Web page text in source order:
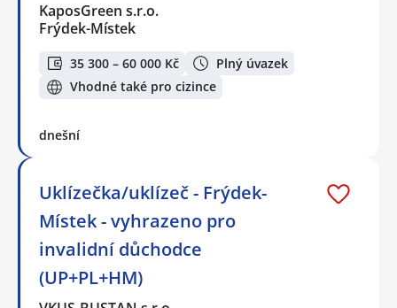
KaposGreen s.r.o.
Frýdek-Místek
35 300 – 60 000 Kč
Plný úvazek
Vhodné také pro cizince
dnešní
Uklízečka/uklízeč - Frýdek-
Místek - vyhrazeno pro
invalidní důchodce
(UP+PL+HM)